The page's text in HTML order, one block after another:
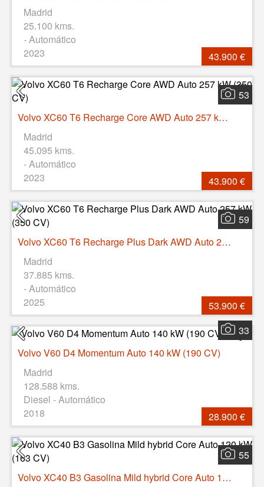
Madrid
25.100 kms.
- Automático
2023
43.900 €
53
Volvo XC60 T6 Recharge Core AWD Auto 257 kW (350 CV)
Madrid
45.095 kms.
- Automático
2023
43.900 €
59
Volvo XC60 T6 Recharge Plus Dark AWD Auto 257 kW (350 CV)
Madrid
37.885 kms.
- Automático
2025
53.900 €
33
Volvo V60 D4 Momentum Auto 140 kW (190 CV)
Madrid
128.588 kms.
Diesel - Automático
2018
28.900 €
55
Volvo XC40 B3 Gasolina Mild hybrid Core Auto 120 kW (163 CV)